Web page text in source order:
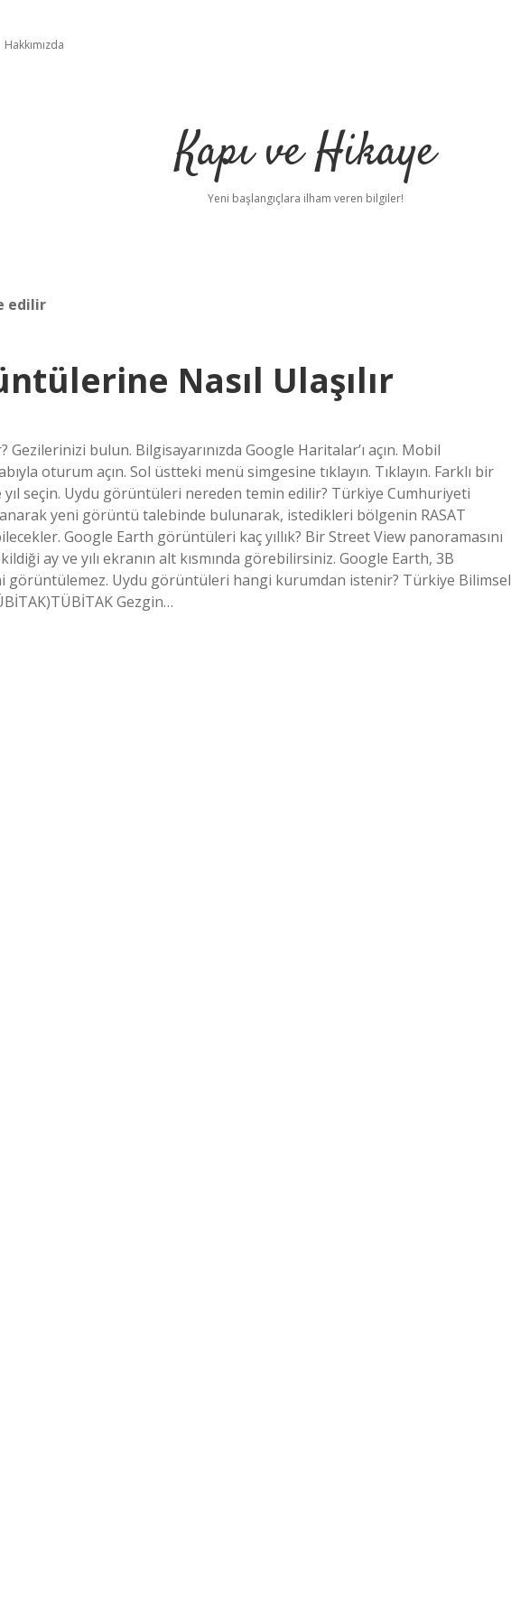
Hakkımızda
Kapı ve Hikaye
Yeni başlangıçlara ilham veren bilgiler!
edilir
Nasıl Ulaşılır
Gezilerinizi bulun. Bilgisayarınızda Google Haritalar’ı açın. Mobil
oturum açın. Sol üstteki menü simgesine tıklayın. Tıklayın. Farklı bir
seçin. Uydu görüntüleri nereden temin edilir? Türkiye Cumhuriyeti
yeni görüntü talebinde bulunarak, istedikleri bölgenin RASAT
Google Earth görüntüleri kaç yıllık? Bir Street View panoramasını
ay ve yılı ekranın alt kısmında görebilirsiniz. Google Earth, 3B
Uydu görüntüleri hangi kurumdan istenir? Türkiye Bilimsel
Gezgin…